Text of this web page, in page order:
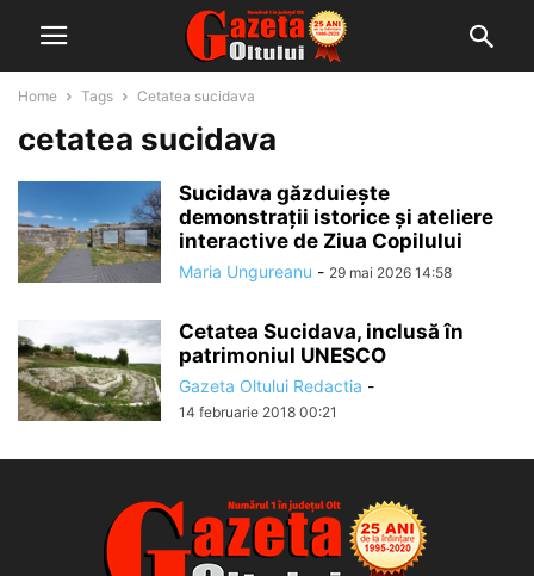
Home Tags Cetatea sucidava
cetatea sucidava
Sucidava găzduiește
demonstrații istorice și ateliere
interactive de Ziua Copilului
Maria Ungureanu - 29 mai 2026 14:58
Cetatea Sucidava, inclusă în
patrimoniul UNESCO
Gazeta Oltului Redactia -
14 februarie 2018 00:21